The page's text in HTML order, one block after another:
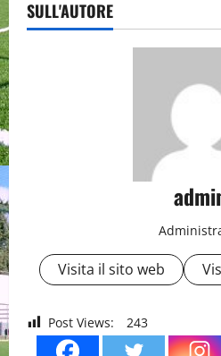
SULL'AUTORE
Visita il sito web
Post Views: 243